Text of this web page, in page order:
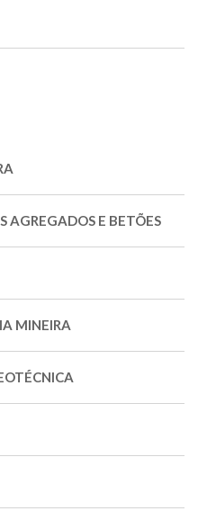
AGREGADOS E BETÕES
MINEIRA